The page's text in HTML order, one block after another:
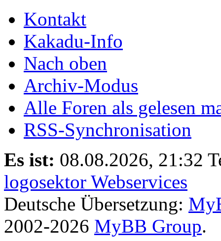
Kontakt
Kakadu-Info
Nach oben
Archiv-Modus
Alle Foren als gelesen
RSS-Synchronisation
Es ist: 08.08.2026, 21:32
logosektor Webservices
Deutsche Übersetzung:
2002-2026 MyBB Group.